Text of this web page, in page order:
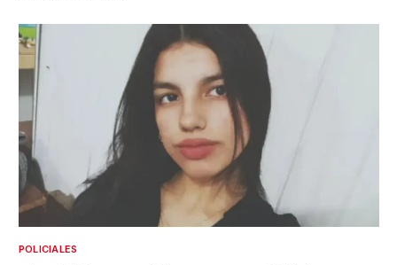
POLICIALES